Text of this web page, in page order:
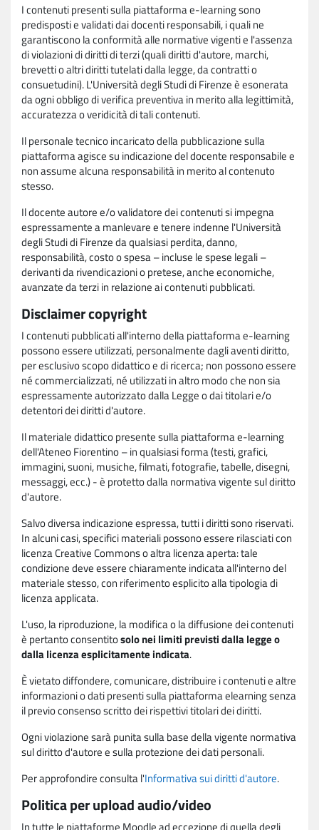
I contenuti presenti sulla piattaforma e-learning sono
predisposti e validati dai docenti responsabili, i quali ne
garantiscono la conformità alle normative vigenti e l'assenza
di violazioni di diritti di terzi (quali diritti d'autore, marchi,
brevetti o altri diritti tutelati dalla legge, da contratti o
consuetudini). L'Università degli Studi di Firenze è esonerata
da ogni obbligo di verifica preventiva in merito alla legittimità,
accuratezza o veridicità di tali contenuti.
Il personale tecnico incaricato della pubblicazione sulla
piattaforma agisce su indicazione del docente responsabile e
non assume alcuna responsabilità in merito al contenuto
stesso.
Il docente autore e/o validatore dei contenuti si impegna
espressamente a manlevare e tenere indenne l'Università
degli Studi di Firenze da qualsiasi perdita, danno,
responsabilità, costo o spesa – incluse le spese legali –
derivanti da rivendicazioni o pretese, anche economiche,
avanzate da terzi in relazione ai contenuti pubblicati.
Disclaimer copyright
I contenuti pubblicati all'interno della piattaforma e-learning
possono essere utilizzati, personalmente dagli aventi diritto,
per esclusivo scopo didattico e di ricerca; non possono essere
né commercializzati, né utilizzati in altro modo che non sia
espressamente autorizzato dalla Legge o dai titolari e/o
detentori dei diritti d'autore.
Il materiale didattico presente sulla piattaforma e-learning
dell'Ateneo Fiorentino – in qualsiasi forma (testi, grafici,
immagini, suoni, musiche, filmati, fotografie, tabelle, disegni,
messaggi, ecc.) - è protetto dalla normativa vigente sul diritto
d'autore.
Salvo diversa indicazione espressa, tutti i diritti sono riservati.
In alcuni casi, specifici materiali possono essere rilasciati con
licenza Creative Commons o altra licenza aperta: tale
condizione deve essere chiaramente indicata all'interno del
materiale stesso, con riferimento esplicito alla tipologia di
licenza applicata.
L'uso, la riproduzione, la modifica o la diffusione dei contenuti
è pertanto consentitosolo nei limiti previsti dalla legge o
dalla licenza esplicitamente indicata.
È vietato diffondere, comunicare, distribuire i contenuti e altre
informazioni o dati presenti sulla piattaforma elearning senza
il previo consenso scritto dei rispettivi titolari dei diritti.
Ogni violazione sarà punita sulla base della vigente normativa
sul diritto d'autore e sulla protezione dei dati personali.
Per approfondire consulta l'Informativa sui diritti d'autore.
Politica per upload audio/video
In tutte le piattaforme Moodle ad eccezione di quella degli